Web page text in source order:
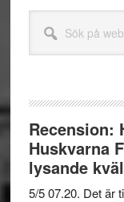
webbplatsen
Recension:
Huskvarna
lysande
5/5 07.20. Det är